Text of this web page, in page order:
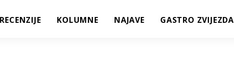
RECENZIJE KOLUMNE NAJAVE GASTRO ZVIJEZDA